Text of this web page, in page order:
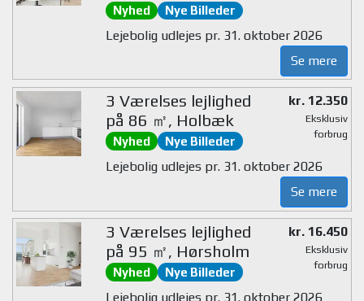
Nyhed Nye Billeder
Lejebolig udlejes pr. 31. oktober 2026
Se mere
3 Værelses lejlighed
på 86 ㎡, Holbæk
Nyhed Nye Billeder
kr. 12.350
Eksklusiv
forbrug
Lejebolig udlejes pr. 31. oktober 2026
Se mere
3 Værelses lejlighed
på 95 ㎡, Hørsholm
Nyhed Nye Billeder
kr. 16.450
Eksklusiv
forbrug
Lejebolig udlejes pr. 31. oktober 2026